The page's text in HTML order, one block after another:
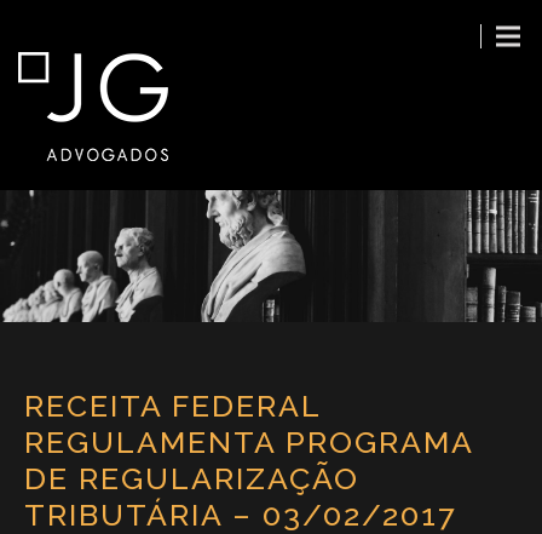
RECEITA FEDERAL
REGULAMENTA PROGRAMA
DE REGULARIZAÇÃO
TRIBUTÁRIA – 03/02/2017